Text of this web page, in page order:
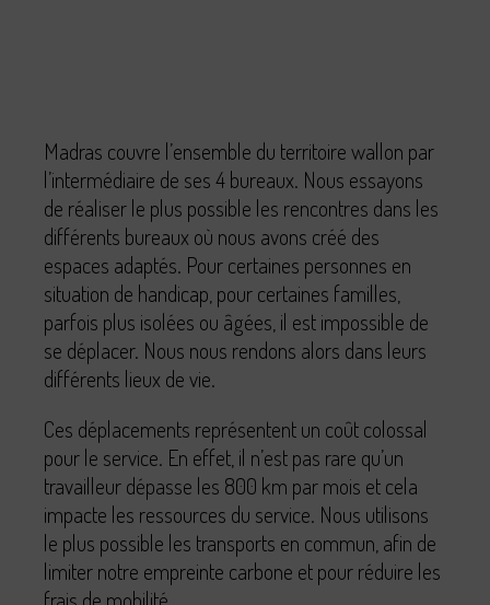
Madras couvre l’ensemble du territoire wallon par
l’intermédiaire de ses 4 bureaux. Nous essayons
de réaliser le plus possible les rencontres dans les
différents bureaux où nous avons créé des
espaces adaptés. Pour certaines personnes en
situation de handicap, pour certaines familles,
parfois plus isolées ou âgées, il est impossible de
se déplacer. Nous nous rendons alors dans leurs
différents lieux de vie.
Ces déplacements représentent un coût colossal
pour le service. En effet, il n’est pas rare qu’un
travailleur dépasse les 800 km par mois et cela
impacte les ressources du service. Nous utilisons
le plus possible les transports en commun, afin de
limiter notre empreinte carbone et pour réduire les